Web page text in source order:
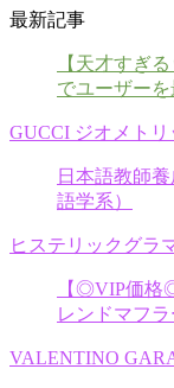
最新記事
【天才すぎ
でユーザー
GUCCI ジオメト
日本語教師
語学系）
ヒステリックグ
【◎VIP価格
レンドマフラ
VALENTINO